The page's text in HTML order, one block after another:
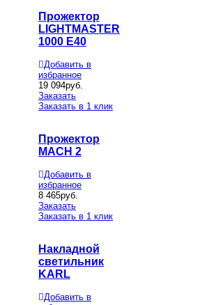
Прожектор
LIGHTMASTER
1000 E40
Добавить в
избранное
19 094руб.
Заказать
Заказать в 1 клик
Прожектор
MACH 2
Добавить в
избранное
8 465руб.
Заказать
Заказать в 1 клик
Накладной
светильник
KARL
Добавить в